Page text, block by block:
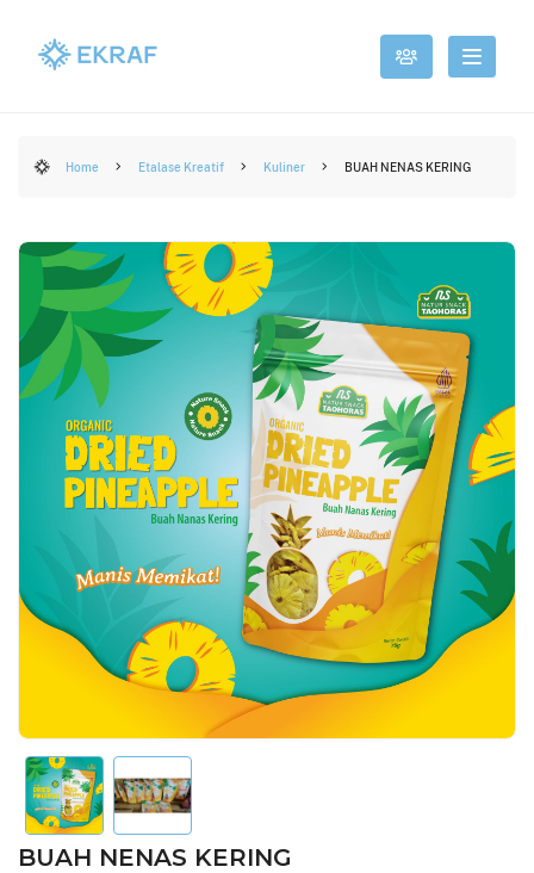
Home Etalase Kreatif Kuliner BUAH NENAS KERING
BUAH NENAS KERING